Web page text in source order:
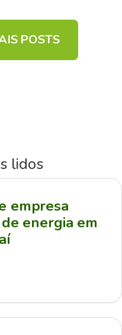
POSTS
lidos
empresa
energia em